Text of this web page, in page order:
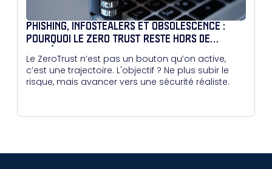
PHISHING, INFOSTEALERS ET OBSOLESCENCE :
POURQUOI LE ZERO TRUST RESTE HORS DE
Le ZeroTrust n’est pas un bouton qu’on active,
c’est une trajectoire. L'objectif ? Ne plus subir le
risque, mais avancer vers une sécurité réaliste.